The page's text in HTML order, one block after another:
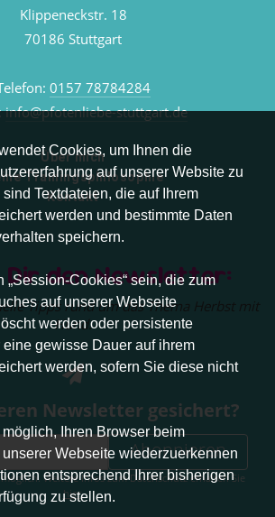
Cookies, um Ihnen die
auf unserer Website zu
Textdateien, die auf Ihrem
werden und bestimmte Daten
speichern.
„Session-Cookies“ sein, die zum
auf unserer Webseite
werden oder persistente
gewisse Dauer auf ihrem
werden, sofern Sie diese nicht
Ihren Browser beim
Webseite wiederzuerkennen
entsprechend Ihrer bisherigen
zu stellen.
Klippeneckstr. 18
70186 Stuttgart
0157 78784284
info@pfotenliebe-stuttgart.de
Über mich
Trainingsphilosophie
Kontakt
Dir den Newsletter:
Tipps rund um das Thema Herbst mit
Hund.
Newsletter gesichert?
Abonnieren
Weitere Infos zum Datenschutz erhalten Sie
hier.